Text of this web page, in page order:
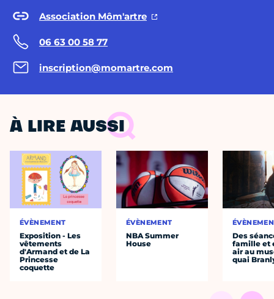
Association Môm'artre
06 63 00 58 77
inscription@momartre.com
À LIRE AUSSI
ÉVÈNEMENT
Exposition - Les
vêtements
d'Armand et de La
Princesse
coquette
ÉVÈNEMENT
NBA Summer
House
Des
famille et
air au
quai